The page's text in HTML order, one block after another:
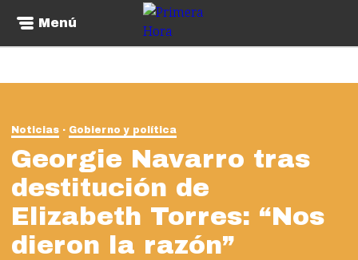
Menú
Noticias Gobierno y política
Georgie Navarro tras
destitución de
Elizabeth Torres: “Nos
dieron la razón”